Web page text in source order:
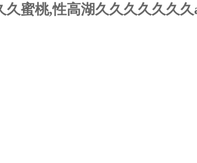
蜜桃,性高湖久久久久久久